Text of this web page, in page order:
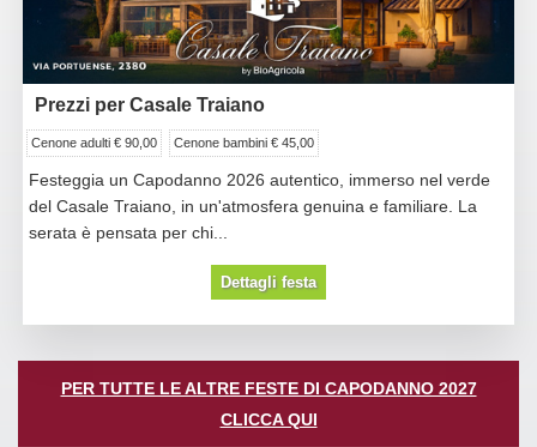
Prezzi per Casale Traiano
Cenone adulti € 90,00 Cenone bambini € 45,00
Festeggia un Capodanno 2026 autentico, immerso nel verde
del Casale Traiano, in un'atmosfera genuina e familiare. La
serata è pensata per chi...
Dettagli festa
PER TUTTE LE ALTRE FESTE DI CAPODANNO 2027
CLICCA QUI